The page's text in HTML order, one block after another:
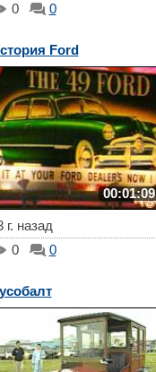
0
0
Ford
00:01:09
г. назад
0
0